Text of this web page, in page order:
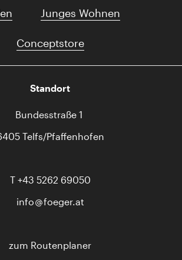
Junges Wohnen
Conceptstore
Standort
Bundesstraße 1
Telfs/Pfaffenhofen
T +43 5262 69050
info
foeger.at
zum Routenplaner